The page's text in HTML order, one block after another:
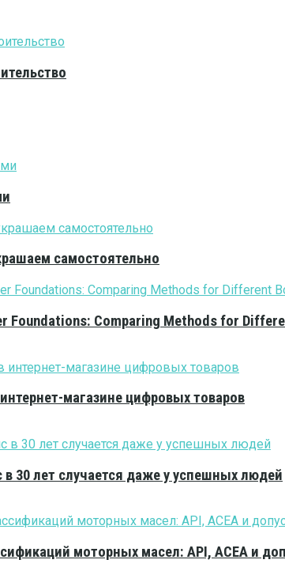
самостоятельно
Foundations: Comparing Methods for
магазине цифровых товаров
в 30 лет случается даже у успешных людей
моторных масел: API, ACEA и